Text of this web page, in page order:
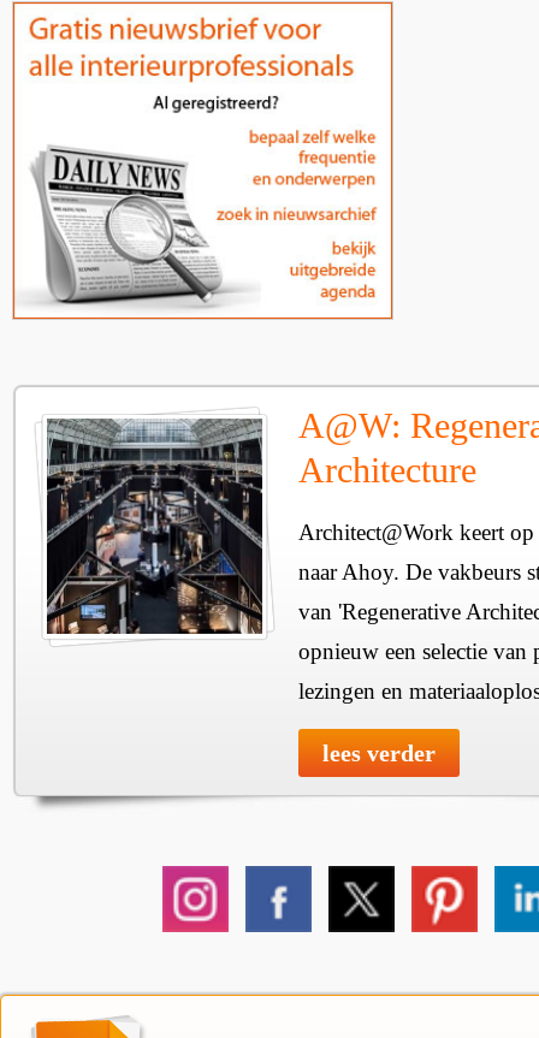
A@W:
Architecture
Architect@Work keert
naar Ahoy. De vakbeurs
van 'Regenerative
opnieuw een selectie van
lezingen en
lees verder